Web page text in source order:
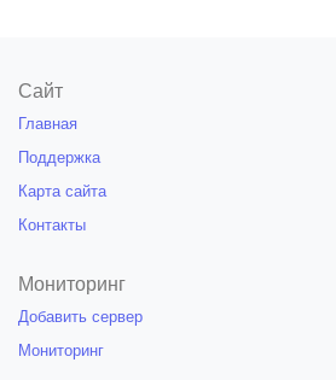
Сайт
Главная
Поддержка
Карта сайта
Контакты
Мониторинг
Добавить сервер
Мониторинг